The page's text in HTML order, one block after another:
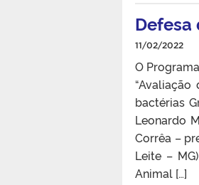
Defesa
11/02/2022
O
bactérias
Leonardo
Corrêa –
Leite –
Animal […]